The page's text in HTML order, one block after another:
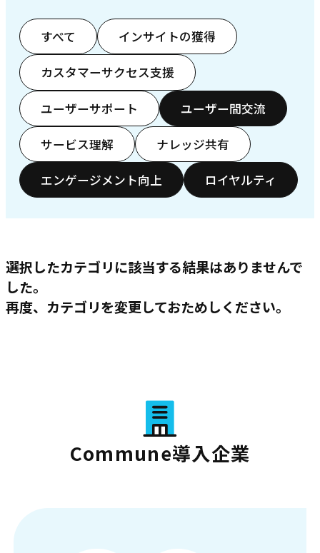
すべて インサイトの獲得
カスタマーサクセス支援
ユーザーサポート ユーザー間交流
サービス理解 ナレッジ共有
エンゲージメント向上 ロイヤルティ
選択したカテゴリに該当する結果はありませんで
した。
再度、カテゴリを変更しておためしください。
Commune導入企業